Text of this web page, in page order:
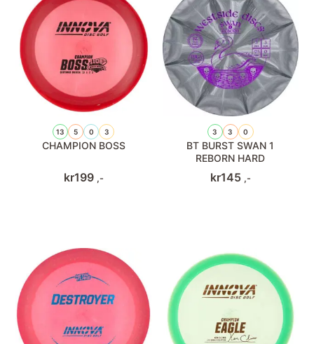
13 5 0 3
CHAMPION BOSS
kr199 ,-
3 3 0
BT BURST SWAN 1
REBORN HARD
kr145 ,-